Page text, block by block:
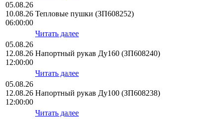
05.08.26
10.08.26
06:00:00
Тепловые пушки (ЗП608252)
Читать далее
05.08.26
12.08.26
12:00:00
Напортный рукав Ду160 (ЗП608240)
Читать далее
05.08.26
12.08.26
12:00:00
Напортный рукав Ду100 (ЗП608238)
Читать далее